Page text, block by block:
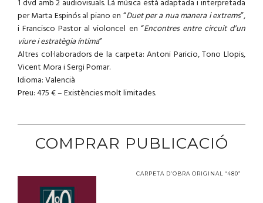
1 dvd amb 2 audiovisuals. Lá música està adaptada i interpretada
per Marta Espinós al piano en “Duet per a nua manera i extrems”,
i Francisco Pastor al violoncel en “Encontres entre circuit d’un
viure i estratègia íntima”
Altres col·laboradors de la carpeta: Antoni Paricio, Tono Llopis,
Vicent Mora i Sergi Pomar.
Idioma: Valencià
Preu: 475 € – Existències molt limitades.
COMPRAR PUBLICACIÓ
CARPETA D’OBRA ORIGINAL “480”